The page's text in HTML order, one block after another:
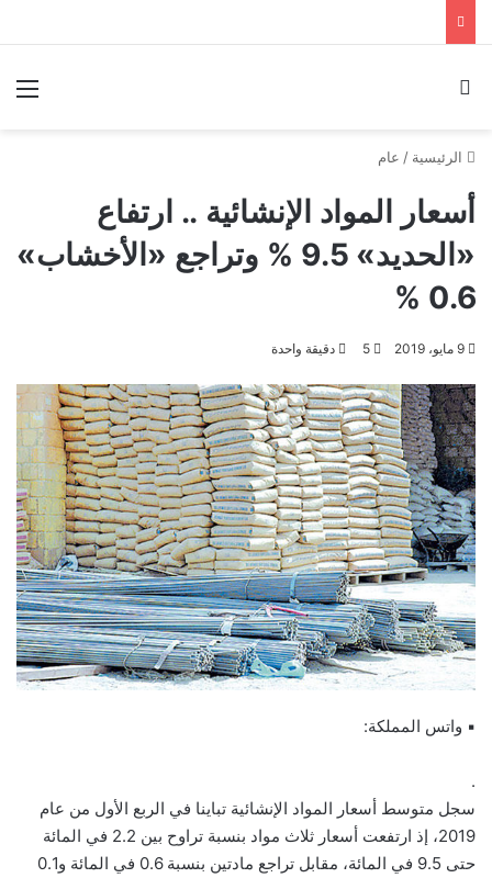
الرئيسية / عام
أسعار المواد الإنشائية .. ارتفاع
«الحديد» 9.5 % وتراجع «الأخشاب»
0.6 %
9 مايو، 2019 5 دقيقة واحدة
▪ واتس المملكة:
.
سجل متوسط أسعار المواد الإنشائية تباينا في الربع الأول من عام
2019، إذ ارتفعت أسعار ثلاث مواد بنسبة تراوح بين 2.2 في المائة
حتى 9.5 في المائة، مقابل تراجع مادتين بنسبة 0.6 في المائة و0.1